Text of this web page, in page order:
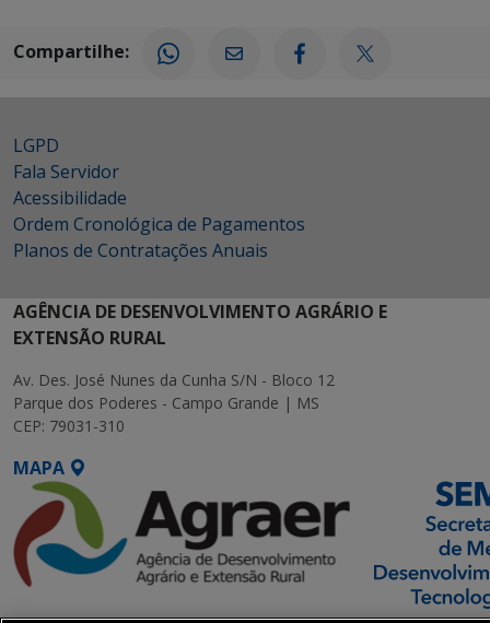
Compartilhe:
LGPD
Fala Servidor
Acessibilidade
Ordem Cronológica de Pagamentos
Planos de Contratações Anuais
AGÊNCIA DE DESENVOLVIMENTO AGRÁRIO E
EXTENSÃO RURAL
Av. Des. José Nunes da Cunha S/N - Bloco 12
Parque dos Poderes - Campo Grande | MS
CEP: 79031-310
MAPA